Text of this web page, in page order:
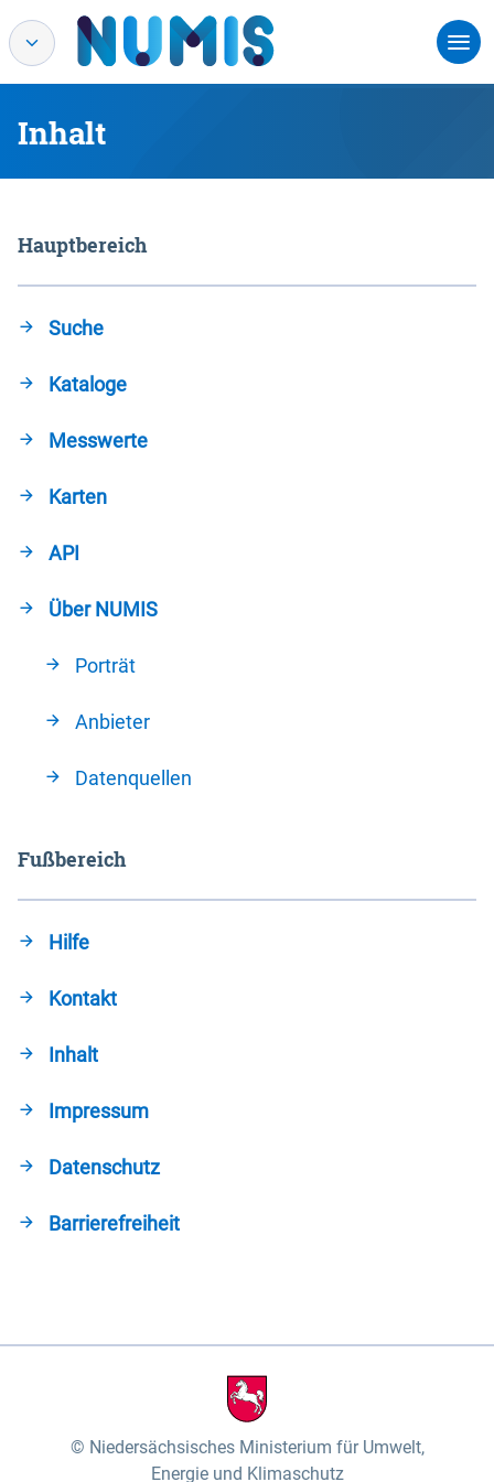
Inhalt
Hauptbereich
Suche
Kataloge
Messwerte
Karten
API
Über NUMIS
Porträt
Anbieter
Datenquellen
Fußbereich
Hilfe
Kontakt
Inhalt
Impressum
Datenschutz
Barrierefreiheit
Niedersächsisches Ministerium für Umwelt,
Energie und Klimaschutz